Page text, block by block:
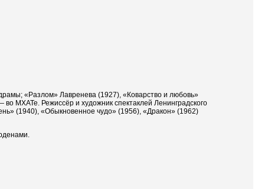
«Разлом» Лавренева (1927), «Коварство и любовь»
МХАТе. Режиссёр и художник спектаклей Ленинградского
(1940), «Обыкновенное чудо» (1956), «Дракон» (1962)